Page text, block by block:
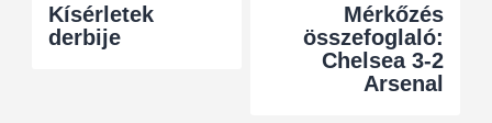
Kísérletek
derbije
Mérkőzés
összefoglaló:
Chelsea 3-2
Arsenal